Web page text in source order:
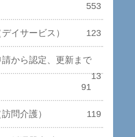
553
イサービス） 123
から認定、更新まで
13
91
問介護） 119